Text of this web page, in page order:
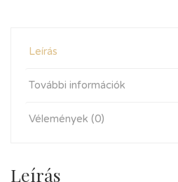
Leírás
További információk
Vélemények (0)
Leírás